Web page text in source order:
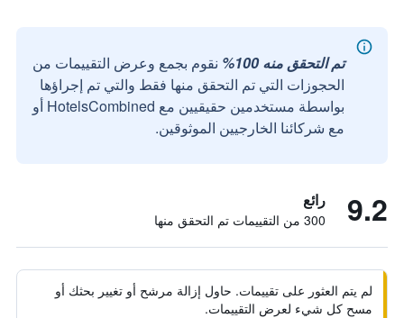
تم التحقق منه 100%
نقوم بجمع وعرض التقييمات من
الحجوزات التي تم التحقق منها فقط والتي تم إجراؤها
بواسطة مستخدمين حقيقيين مع HotelsCombined أو
مع شركائنا الخارجيين الموثوقين.
9.2 رائع
300 من التقييمات تم التحقق منها
لم يتم العثور على تقييمات. حاول إزالة مرشح أو تغيير بحثك أو
مسح كل شيء لعرض التقييمات.